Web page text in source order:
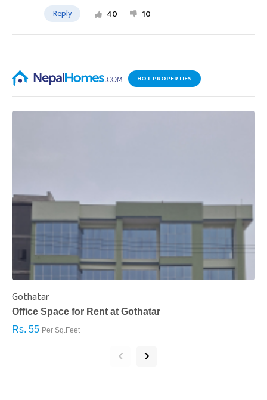
Reply 40 10
HOT PROPERTIES
Gothatar
Office Space for Rent at Gothatar
Rs. 55 Per Sq.Feet
‹ ›